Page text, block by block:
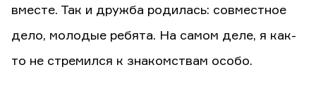
вместе. Так и дружба родилась: совместное
дело, молодые ребята. На самом деле, я как-
то не стремился к знакомствам особо.